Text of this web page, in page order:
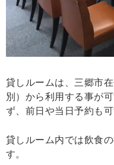
貸しルームは、三郷市
別）から利用する事が
ず、前日や当日予約も可
貸しルーム内では飲食
す。